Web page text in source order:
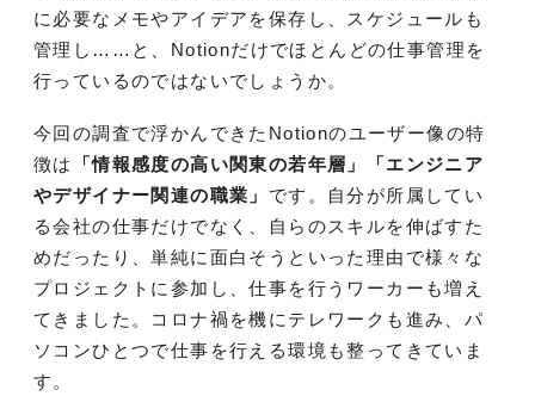
に必要なメモやアイデアを保存し、スケジュールも
管理し……と、Notionだけでほとんどの仕事管理を
行っているのではないでしょうか。
今回の調査で浮かんできたNotionのユーザー像の特
徴は
「情報感度の高い関東の若年層」「エンジニア
やデザイナー関連の職業」 です。自分が所属してい
る会社の仕事だけでなく、自らのスキルを伸ばすた
めだったり、単純に面白そうといった理由で様々な
プロジェクトに参加し、仕事を行うワーカーも増え
てきました。コロナ禍を機にテレワークも進み、パ
ソコンひとつで仕事を行える環境も整ってきていま
す。